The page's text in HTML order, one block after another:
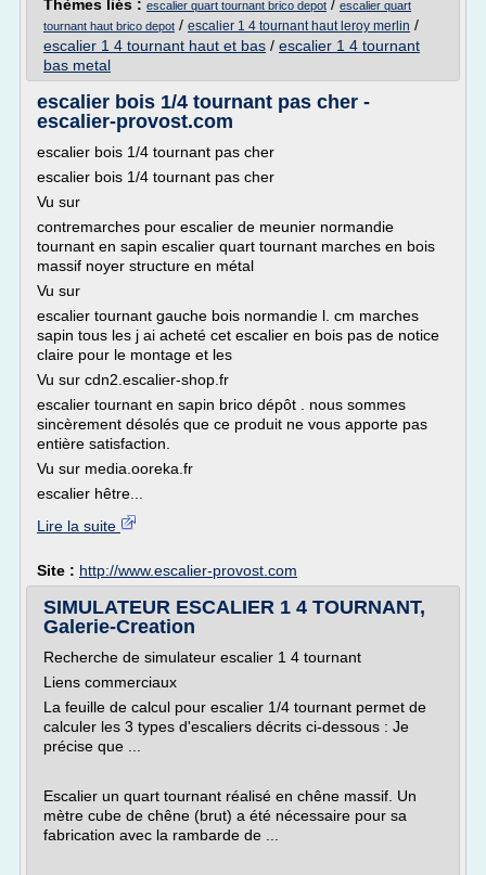
Thèmes liés : escalier quart tournant brico depot / escalier quart
tournant haut brico depot / escalier 1 4 tournant haut leroy merlin /
escalier 1 4 tournant haut et bas / escalier 1 4 tournant
bas metal
escalier bois 1/4 tournant pas cher -
escalier-provost.com
escalier bois 1/4 tournant pas cher
escalier bois 1/4 tournant pas cher
Vu sur
contremarches pour escalier de meunier normandie
tournant en sapin escalier quart tournant marches en bois
massif noyer structure en métal
Vu sur
escalier tournant gauche bois normandie l. cm marches
sapin tous les j ai acheté cet escalier en bois pas de notice
claire pour le montage et les
Vu sur cdn2.escalier-shop.fr
escalier tournant en sapin brico dépôt . nous sommes
sincèrement désolés que ce produit ne vous apporte pas
entière satisfaction.
Vu sur media.ooreka.fr
escalier hêtre...
Lire la suite
Site : http://www.escalier-provost.com
SIMULATEUR ESCALIER 1 4 TOURNANT,
Galerie-Creation
Recherche de simulateur escalier 1 4 tournant
Liens commerciaux
La feuille de calcul pour escalier 1/4 tournant permet de
calculer les 3 types d'escaliers décrits ci-dessous : Je
précise que ...
Escalier un quart tournant réalisé en chêne massif. Un
mètre cube de chêne (brut) a été nécessaire pour sa
fabrication avec la rambarde de ...